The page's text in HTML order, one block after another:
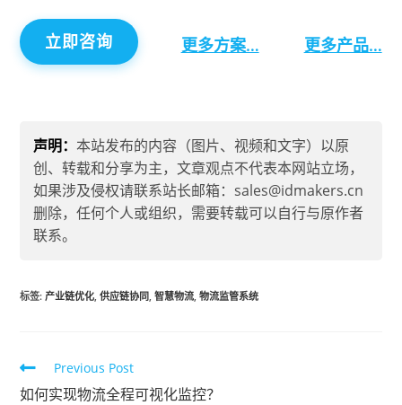
立即咨询 更多方案… 更多产品…
声明：本站发布的内容（图片、视频和文字）以原
创、转载和分享为主，文章观点不代表本网站立场，
如果涉及侵权请联系站长邮箱：sales@idmakers.cn
删除，任何个人或组织，需要转载可以自行与原作者
联系。
标签: 产业链优化 供应链协同 智慧物流 物流监管系统
Previous Post
如何实现物流全程可视化监控？